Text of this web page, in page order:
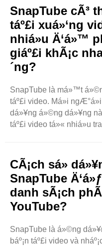
Ä‘iá»‡n thoáº¡i cá»§a
Ä‘iá»u này xáº£y ra,
gáº·p sá»± cá»‘ khi táº£i
nhá»¯ng ..
SnapTube cÃ³
táº£i xuá»‘ng
nhiá»u Ä‘á»™
giáº£i khÃ¡c
´ng?
SnapTube là má»™t
táº£i video. Má»i
dá»¥ng á»©ng dá»¥ng
táº£i video tá»« nhiá»u
táº£i video á»Ÿ nhiá»u
giáº£i khác nhau hay
sáº½ giáº£i thích ý
CÃ¡ch sá»­
SnapTube
danh sÃ¡ch
YouTube?
SnapTube là á»©ng
báº¡n táº£i video và